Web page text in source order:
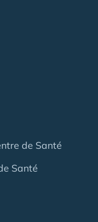
de Santé
Santé